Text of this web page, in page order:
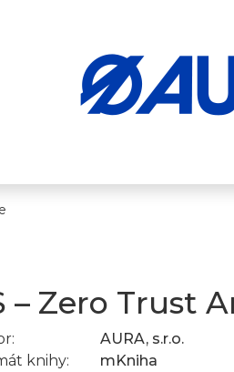
– Zero Trust
AURA, s.r.o.
knihy:
mKniha